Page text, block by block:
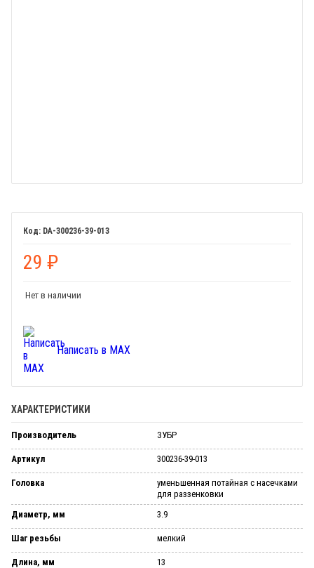
DA-300236-39-013
29 ₽
Нет в наличии
Написать в MAX
ХАРАКТЕРИСТИКИ
Производитель ЗУБР
Артикул 300236-39-013
Головка
уменьшенная потайная с насечками
для раззенковки
Диаметр, мм
3.9
Шаг резьбы мелкий
Длина, мм 13